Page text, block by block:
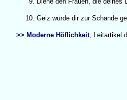
Geiz würde dir zur Schande
>> Moderne Höflichkeit, Leitartikel